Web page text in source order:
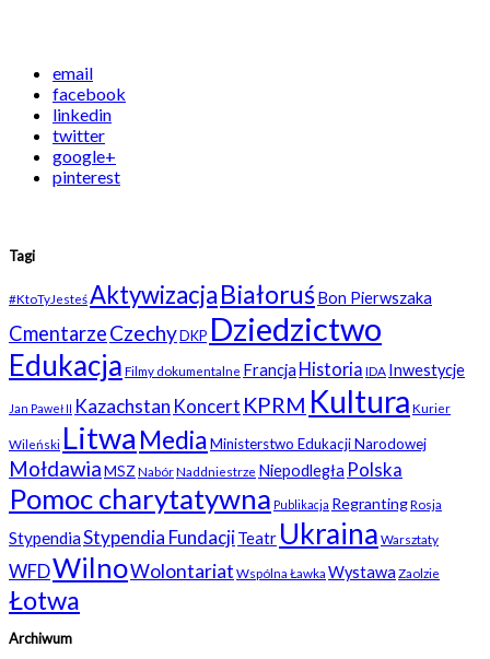
email
facebook
linkedin
twitter
google+
pinterest
Tagi
#KtoTyJesteśAktywizacjaBiałoruśBon Pierwszaka
CmentarzeCzechy DKP Dziedzictwo
Edukacja Filmy dokumentalne Francja Historia IDA Inwestycje
Jan Paweł II Kazachstan Koncert KPRM Kultura Kurier
Wileński Litwa MediaMinisterstwo Edukacji Narodowej
MołdawiaMSZ NabórNaddniestrze Niepodległa Polska
Pomoc charytatywna Publikacja RegrantingRosja
StypendiaStypendia FundacjiTeatr Ukraina Warsztaty
WFDWilnoWolontariat Wspólna Ławka Wystawa Zaolzie
Łotwa
Archiwum